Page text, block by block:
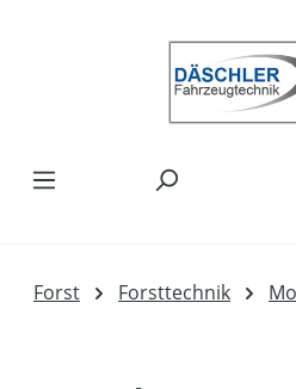
Forst Forsttechnik